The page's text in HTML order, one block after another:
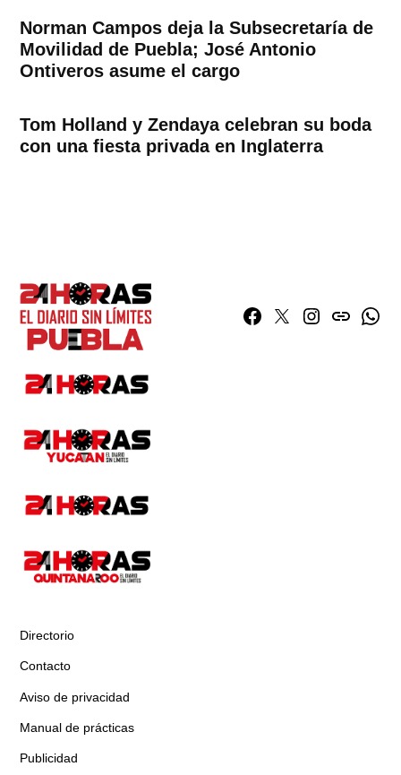
Norman Campos deja la Subsecretaría de
Movilidad de Puebla; José Antonio
Ontiveros asume el cargo
Tom Holland y Zendaya celebran su boda
con una fiesta privada en Inglaterra
Facebook
TwitterInstagram
issuu
Directorio
Contacto
Aviso de privacidad
Manual de prácticas
Publicidad